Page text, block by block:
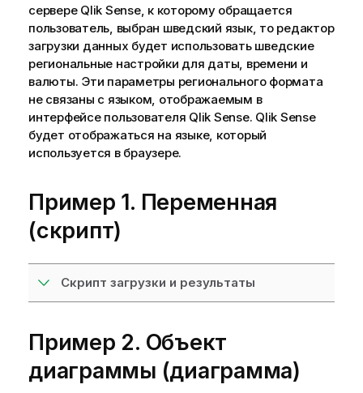
сервере Qlik Sense, к которому обращается
пользователь, выбран шведский язык, то редактор
загрузки данных будет использовать шведские
региональные настройки для даты, времени и
валюты. Эти параметры регионального формата
не связаны с языком, отображаемым в
интерфейсе пользователя Qlik Sense. Qlik Sense
будет отображаться на языке, который
используется в браузере.
Пример 1. Переменная
(скрипт)
Скрипт загрузки и результаты
Пример 2. Объект
диаграммы (диаграмма)